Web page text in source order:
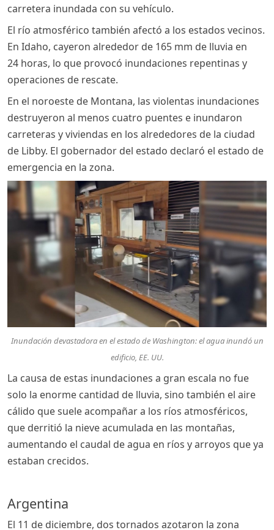
carretera inundada con su vehículo.
El río atmosférico también afectó a los estados vecinos.
En Idaho, cayeron alrededor de 165 mm de lluvia en
24 horas, lo que provocó inundaciones repentinas y
operaciones de rescate.
En el noroeste de Montana, las violentas inundaciones
destruyeron al menos cuatro puentes e inundaron
carreteras y viviendas en los alrededores de la ciudad
de Libby. El gobernador del estado declaró el estado de
emergencia en la zona.
Inundación devastadora en el estado de Washington: el agua inundó un
edificio, EE. UU.
La causa de estas inundaciones a gran escala no fue
solo la enorme cantidad de lluvia, sino también el aire
cálido que suele acompañar a los ríos atmosféricos,
que derritió la nieve acumulada en las montañas,
aumentando el caudal de agua en ríos y arroyos que ya
estaban crecidos.
Argentina
El 11 de diciembre, dos tornados azotaron la zona